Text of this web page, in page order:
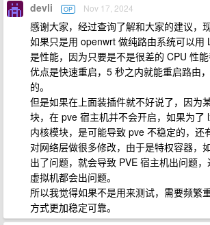
devli OP Nov 17, 2024
感谢大家，经过查询了解和大家的建议，
如果只是用 openwrt 做纯路由系统可以用
是性能，因为只要是不是很差的 CPU 性
优点是快速重启，5 秒之内就能重启路由
的。
但是如果在上面装插件就不好说了，因为
块，在 pve 宿主机并不会开启，如果为了
内核模块，是可能导致 pve 不稳定的，还
对网络层做很多修改，由于是特权容器，
出了问题，就会导致 PVE 宿主机出问题
虚拟机都会出问题。
所以我觉得如果不是用来测试，需要频繁
方式更加稳定可靠。